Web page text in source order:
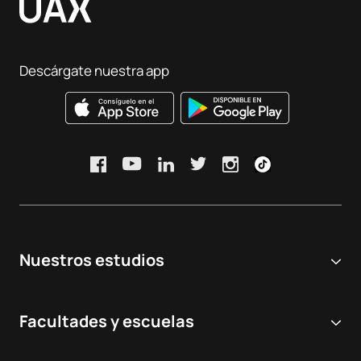
Nuestros estudios
Grados Universitarios
Facultades y escuelas
Descárgate nuestra app